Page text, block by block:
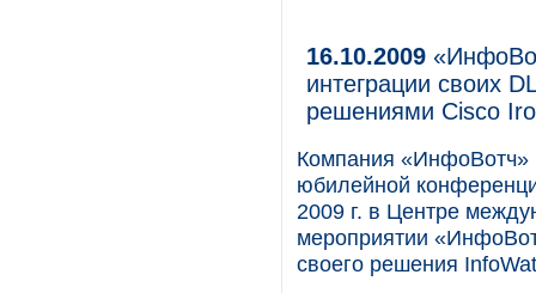
16.10.2009
интеграции своих
решениями Cisco
Компания «ИнфоВотч»
юбилейной
2009 г. в Центре
мероприятии
своего решения